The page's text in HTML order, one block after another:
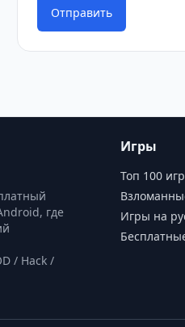
Отправить
где
/ Hack /
Игры
Топ 100 игр
Игры на